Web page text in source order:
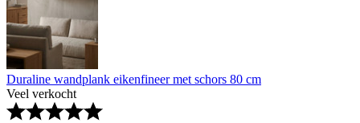
Duraline wandplank eikenfineer met schors 80 cm
Veel verkocht